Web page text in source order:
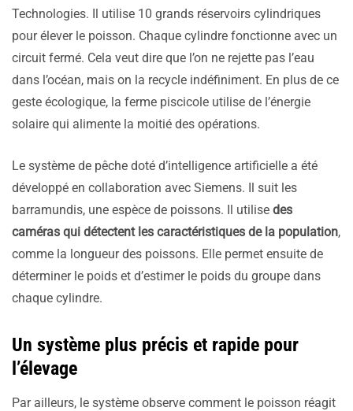
Technologies. Il utilise 10 grands réservoirs cylindriques
pour élever le poisson. Chaque cylindre fonctionne avec un
circuit fermé. Cela veut dire que l’on ne rejette pas l’eau
dans l’océan, mais on la recycle indéfiniment. En plus de ce
geste écologique, la ferme piscicole utilise de l’énergie
solaire qui alimente la moitié des opérations.
Le système de pêche doté d’intelligence artificielle a été
développé en collaboration avec Siemens. Il suit les
barramundis, une espèce de poissons. Il utilise des
caméras qui détectent les caractéristiques de la population,
comme la longueur des poissons. Elle permet ensuite de
déterminer le poids et d’estimer le poids du groupe dans
chaque cylindre.
Un système plus précis et rapide pour
l’élevage
Par ailleurs, le système observe comment le poisson réagit